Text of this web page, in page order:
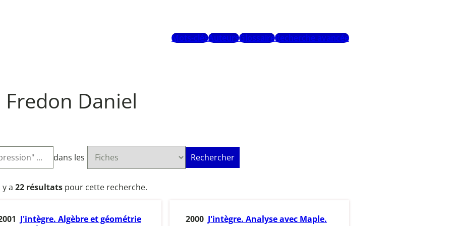
Mots-clésAuteursGlossaireRecherche avancée
Fredon Daniel
dans les Rechercher
y a 22 résultatspour cette recherche.
J'intègre. Algèbre et géométrie
2000 J'intègre. Analyse avec Maple.